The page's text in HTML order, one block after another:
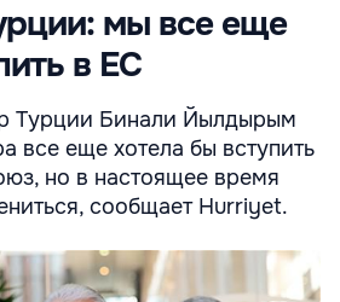
мы все еще
в ЕС
Турции Бинали Йылдырым
все еще хотела бы вступить
но в настоящее время
сообщает Hurriyet.